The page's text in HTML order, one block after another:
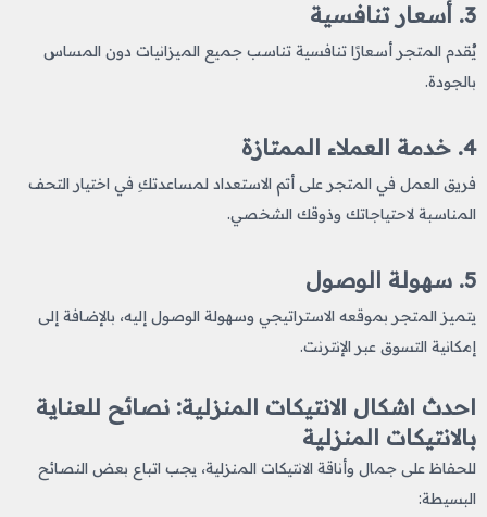
3. أسعار تنافسية
يُقدم المتجر أسعارًا تنافسية تناسب جميع الميزانيات دون المساس
بالجودة.
4. خدمة العملاء الممتازة
فريق العمل في المتجر على أتم الاستعداد لمساعدتكِ في اختيار التحف
المناسبة لاحتياجاتك وذوقك الشخصي.
5. سهولة الوصول
يتميز المتجر بموقعه الاستراتيجي وسهولة الوصول إليه، بالإضافة إلى
إمكانية التسوق عبر الإنترنت.
احدث اشكال الانتيكات المنزلية​: نصائح للعناية
بالانتيكات المنزلية
للحفاظ على جمال وأناقة الانتيكات المنزلية، يجب اتباع بعض النصائح
البسيطة: